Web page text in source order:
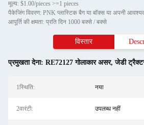
मूल्य: $1.00/pieces >=1 pieces
पैकेजिंग विवरण: PNK प्लास्टिक बैग या बॉक्स या अपनी
आपूर्ति की क्षमता: प्रति दिन 1000 बक्से / बक्से
विस्तार
प्रमुखता देना: RE72127 गोलाकार असर,जेडी
1स्थिति: नया
2वारंटी: उपलब्ध नहीं